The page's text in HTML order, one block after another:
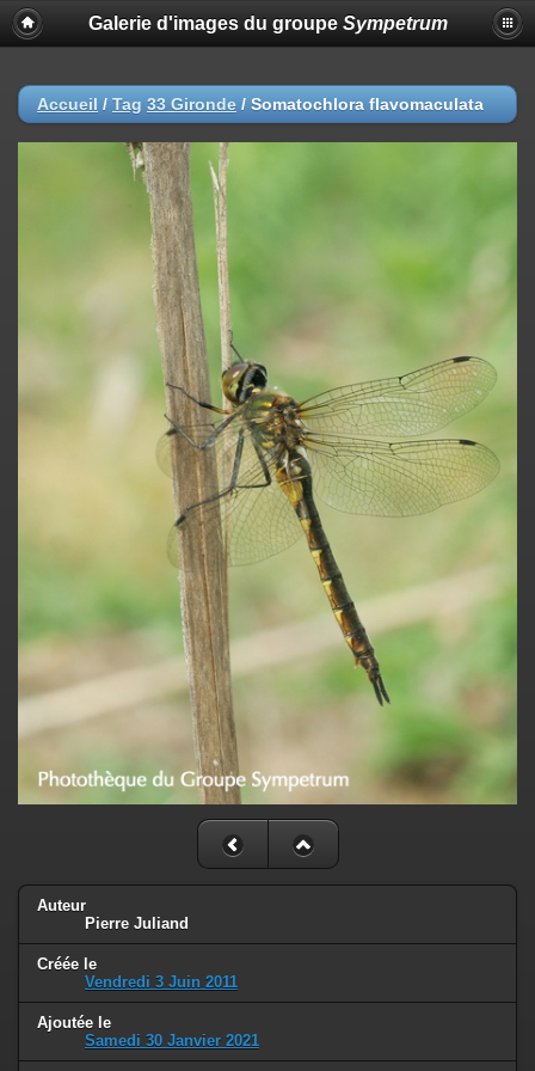
Galerie d'images du groupe Sympetrum
Accueil / Tag 33 Gironde / Somatochlora flavomaculata
Auteur
Pierre Juliand
Créée le
Vendredi 3 Juin 2011
Ajoutée le
Samedi 30 Janvier 2021